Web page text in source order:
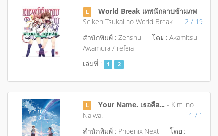
L World Break เทพนักดาบข้ามภพ -
Seiken Tsukai no World Break
2 / 19
สำนักพิมพ์ : Zenshu
โดย : Akamitsu
Awamura / refeia
เล่มที่ :
1 2
L Your Name. เธอคือ... - Kimi no
Na wa.
1 / 1
สำนักพิมพ์ : Phoenix Next
โดย :